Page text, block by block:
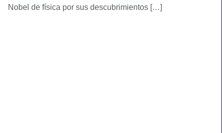
Nobel de física por sus descubrimientos […]